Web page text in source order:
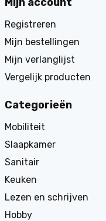
Registreren
Mijn bestellingen
Mijn verlanglijst
Vergelijk producten
Categorieën
Mobiliteit
Slaapkamer
Sanitair
Keuken
Lezen en schrijven
Hobby